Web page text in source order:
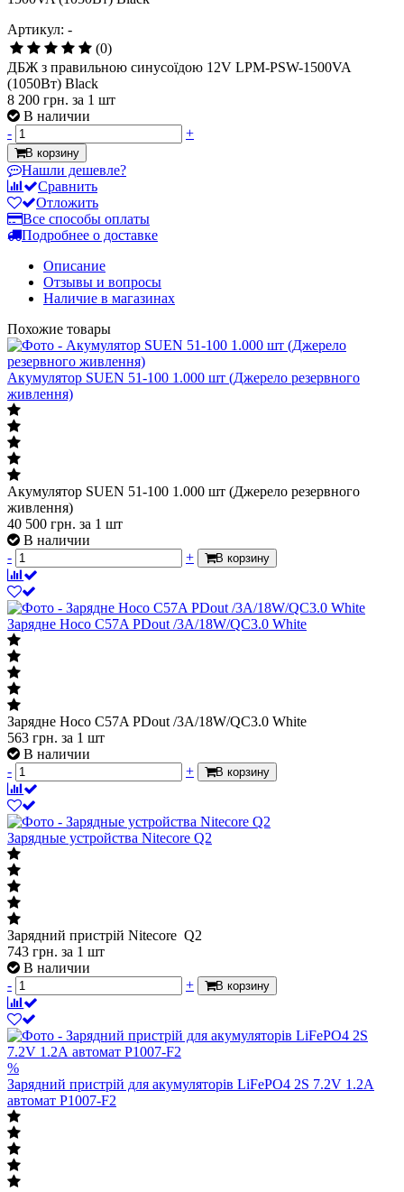
Артикул: -
(0)
ДБЖ з правильною синусоїдою 12V LPM-PSW-1500VA
(1050Вт) Black
8 200 грн. за 1 шт
В наличии
-
+
В корзину
Нашли дешевле?
Сравнить
Отложить
Все способы оплаты
Подробнее о доставке
Описание
Отзывы и вопросы
Наличие в магазинах
Похожие товары
Акумулятор SUEN 51-100 1.000 шт (Джерело резервного
живлення)
Акумулятор SUEN 51-100 1.000 шт (Джерело резервного
живлення)
40 500 грн. за 1 шт
В наличии
-
+ В корзину
Зарядне Hoco C57A PDout /3A/18W/QC3.0 White
Зарядне Hoco C57A PDout /3A/18W/QC3.0 White
563 грн. за 1 шт
В наличии
-
+ В корзину
Зарядные устройства Nitecore Q2
Зарядний пристрій Nitecore Q2
743 грн. за 1 шт
В наличии
-
+ В корзину
%
Зарядний пристрій для акумуляторів LiFePO4 2S 7.2V 1.2А
автомат P1007-F2